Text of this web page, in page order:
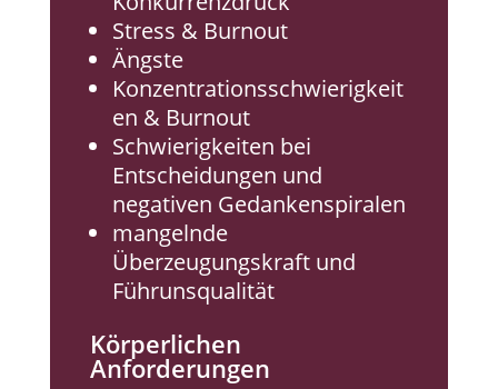
Stress & Burnout
Ängste
Konzentrationsschwierigkeit
en & Burnout
Schwierigkeiten bei
Entscheidungen und
negativen Gedankenspiralen
mangelnde
Überzeugungskraft und
Führunsqualität
Körperlichen
Anforderungen